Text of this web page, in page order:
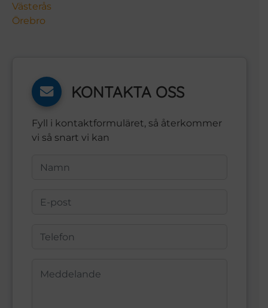
Västerås
Örebro
KONTAKTA OSS
Fyll i kontaktformuläret, så återkommer
vi så snart vi kan